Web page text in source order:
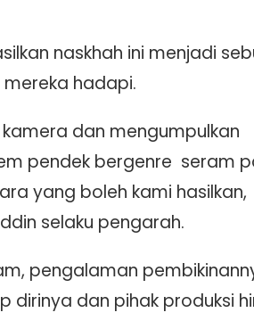
naskhah ini menjadi
hadapi.
dan mengumpulkan
pendek bergenre seram
yang boleh kami hasilkan,
selaku pengarah.
pengalaman
dirinya dan pihak produksi